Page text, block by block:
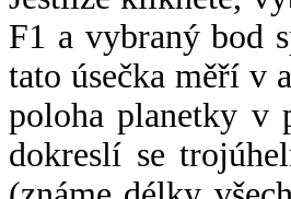
F1 a vybraný bod
tato úsečka měří v
poloha planetky v
dokreslí se